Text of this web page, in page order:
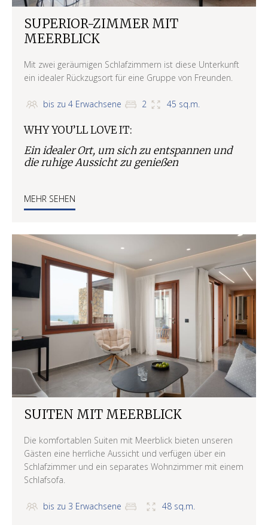
SUPERIOR-ZIMMER MIT
MEERBLICK
Mit zwei geräumigen Schlafzimmern ist diese Unterkunft
ein idealer Rückzugsort für eine Gruppe von Freunden.
bis zu 4 Erwachsene 2 45 sq.m.
WHY YOU’LL LOVE IT:
Ein idealer Ort, um sich zu entspannen und
die ruhige Aussicht zu genießen
MEHR SEHEN
SUITEN MIT MEERBLICK
Die komfortablen Suiten mit Meerblick bieten unseren
Gästen eine herrliche Aussicht und verfügen über ein
Schlafzimmer und ein separates Wohnzimmer mit einem
Schlafsofa.
bis zu 3 Erwachsene 48 sq.m.